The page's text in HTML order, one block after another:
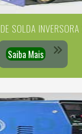
SOLDA
Saiba Mais